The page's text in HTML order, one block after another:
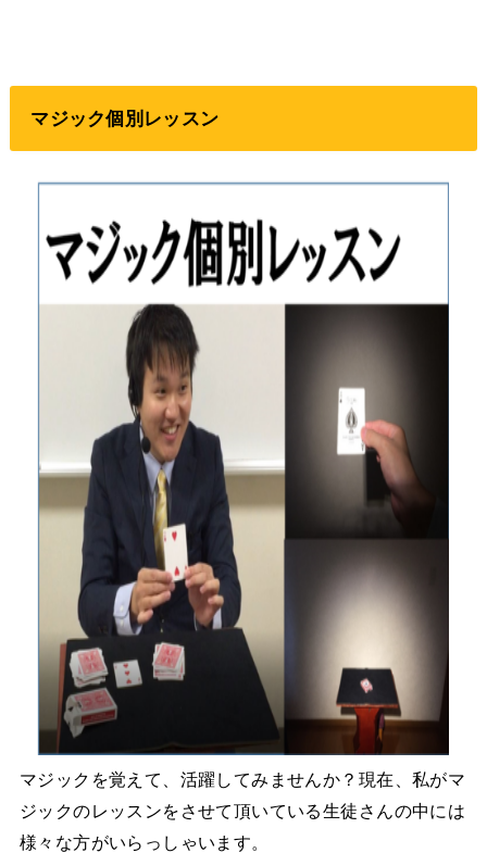
マジック個別レッスン
マジックを覚えて、活躍してみませんか？現在、私がマ
ジックのレッスンをさせて頂いている生徒さんの中には
様々な方がいらっしゃいます。